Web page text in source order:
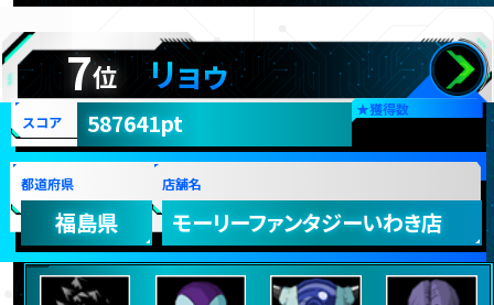
7位 リョゥ
★獲得数
スコア 587641pt
都道府県
福島県
店舗名
モーリーファンタジーいわき店